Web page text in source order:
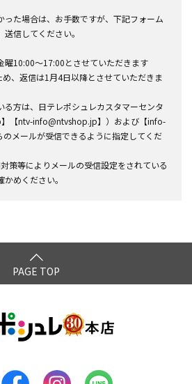
った場合は、お手数ですが、下記フォーム
信してください。
10:00～17:00とさせていただきます
、返信は1月4日以降とさせていただきま
方は、日テレポシュレカスタマーセンタ
【ntv-info@ntvshop.jp】）および【info-
メールが受信できるように指定してくだ
策等によりメールの受信設定をされている
めください。
PAGE TOP